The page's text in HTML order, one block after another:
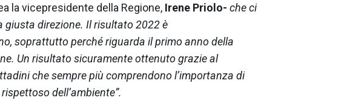
la vicepresidente della Regione, Irene Priolo- che ci
giusta direzione. Il risultato 2022 è
soprattutto perché riguarda il primo anno della
Un risultato sicuramente ottenuto grazie al
che sempre più comprendono l’importanza di
dell’ambiente”.